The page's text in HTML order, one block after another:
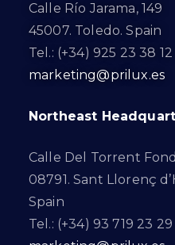
Calle Río Jarama, 149
45007. Toledo. Spain
Tel.: (+34) 925 23 38 12
marketing@prilux.es
Northeast
Calle Del Torrent
08791. Sant Llorenç
Spain
Tel.: (+34) 93 719 23 29